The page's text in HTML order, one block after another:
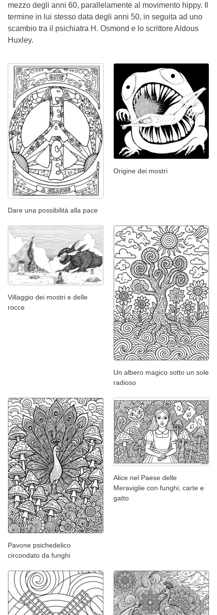
mezzo degli anni 60, parallelamente al movimento hippy. Il
termine in lui stesso data degli anni 50, in seguita ad uno
scambio tra il psichiatra H. Osmond e lo scrittore Aldous
Huxley.
Dare una possibilità alla pace
Origine dei mostri
Villaggio dei mostri e delle
rocce
Un albero magico sotto un sole
radioso
Pavone psichedelico
circondato da funghi
Alice nel Paese delle
Meraviglie con funghi, carte e
gatto